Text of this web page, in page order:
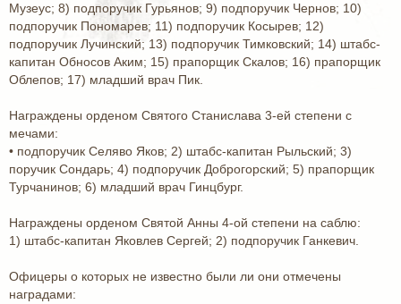
Музеус; 8) подпоручик Гурьянов; 9) подпоручик Чернов; 10)
подпоручик Пономарев; 11) подпоручик Косырев; 12)
подпоручик Лучинский; 13) подпоручик Тимковский; 14) штабс-
капитан Обносов Аким; 15) прапорщик Скалов; 16) прапорщик
Облепов; 17) младший врач Пик.
Награждены орденом Святого Станислава 3-ей степени с
мечами:
• подпоручик Селяво Яков; 2) штабс-капитан Рыльский; 3)
поручик Сондарь; 4) подпоручик Доброгорский; 5) прапорщик
Турчанинов; 6) младший врач Гинцбург.
Награждены орденом Святой Анны 4-ой степени на саблю:
1) штабс-капитан Яковлев Сергей; 2) подпоручик Ганкевич.
Офицеры о которых не известно были ли они отмечены
наградами: